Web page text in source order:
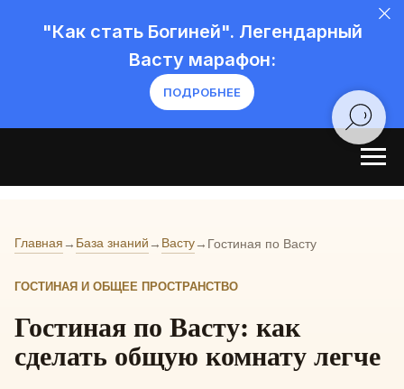
"Как стать Богиней". Легендарный
Васту марафон:
ПОДРОБНЕЕ
Главная → База знаний → Васту→ Гостиная по Васту
ГОСТИНАЯ И ОБЩЕЕ ПРОСТРАНСТВО
Гостиная по Васту: как
сделать общую комнату легче